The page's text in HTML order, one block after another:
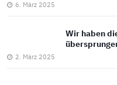
6. März 2025
Wir haben
2. März 2025